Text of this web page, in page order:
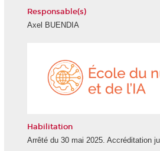
Responsable(s)
Axel BUENDIA
Habilitation
Arrêté du 30 mai 2025. Accréditation